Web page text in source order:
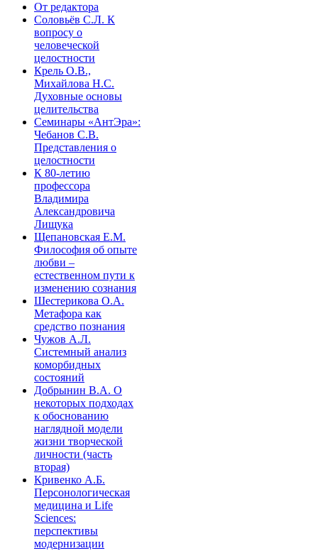
От редактора
Соловьёв С.Л. К
вопросу о
человеческой
целостности
Крель О.В.,
Михайлова Н.С.
Духовные основы
целительства
Семинары «АнтЭра»:
Чебанов С.В.
Представления о
целостности
К 80-летию
профессора
Владимира
Александровича
Лищука
Щепановская Е.М.
Философия об опыте
любви –
естественном пути к
изменению сознания
Шестерикова О.А.
Метафора как
средство познания
Чужов А.Л.
Системный анализ
коморбидных
состояний
Добрынин В.А. О
некоторых подходах
к обоснованию
наглядной модели
жизни творческой
личности (часть
вторая)
Кривенко А.Б.
Персонологическая
медицина и Life
Sciences:
перспективы
модернизации